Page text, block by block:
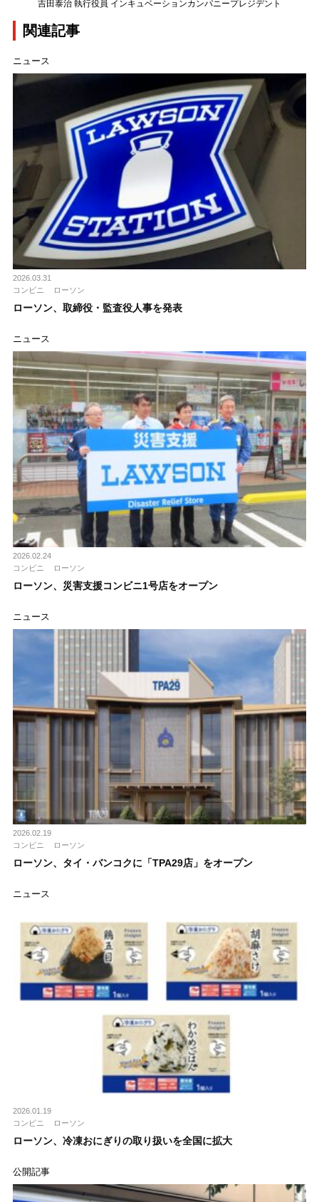
吉田泰治 執行役員 インキュベーションカンパニープレジデント
関連記事
ニュース
2026.03.31
コンビニ
ローソン
ローソン、取締役・監査役人事を発表
ニュース
2026.02.24
コンビニ
ローソン
ローソン、災害支援コンビニ1号店をオープン
ニュース
2026.02.19
コンビニ
ローソン
ローソン、タイ・バンコクに「TPA29店」をオープン
ニュース
2026.01.19
コンビニ
ローソン
ローソン、冷凍おにぎりの取り扱いを全国に拡大
公開記事